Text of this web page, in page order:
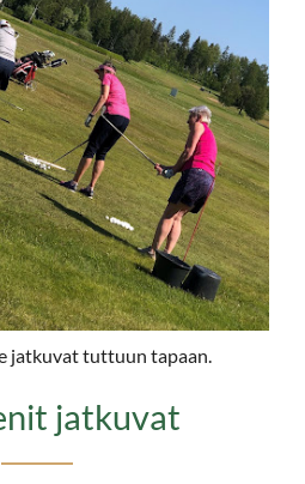
jatkuvat tuttuun tapaan.
jatkuvat